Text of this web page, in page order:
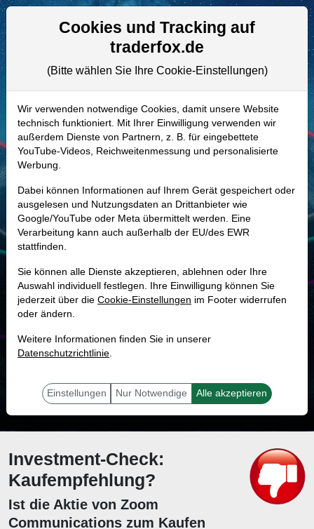
Aktien- und Artikelsuche
A2PGJ2 | ZM–Zoom
Communications Aktie
Realtime-Aktienkurs:
- - -
-
Marktkapitalisierung 29,16 Mrd. USD
Unternehmenswert
Umsatz 4,87 Mrd. USD
71.6 %
mit dieser Aktie erfolgreich sein.
Investment-Check:
Kaufempfehlung?
Ist die Aktie von Zoom
Communications zum Kaufen
Cookies und Tracking auf
traderfox.de
(Bitte wählen Sie Ihre Cookie-Einstellungen)
Wir verwenden notwendige Cookies, damit unsere Website
technisch funktioniert. Mit Ihrer Einwilligung verwenden wir
außerdem Dienste von Partnern, z. B. für eingebettete
YouTube-Videos, Reichweitenmessung und personalisierte
Werbung.
Dabei können Informationen auf Ihrem Gerät gespeichert oder
ausgelesen und Nutzungsdaten an Drittanbieter wie
Google/YouTube oder Meta übermittelt werden. Eine
Verarbeitung kann auch außerhalb der EU/des EWR
stattfinden.
Sie können alle Dienste akzeptieren, ablehnen oder Ihre
Auswahl individuell festlegen. Ihre Einwilligung können Sie
jederzeit über die Cookie-Einstellungen im Footer widerrufen
oder ändern.
Weitere Informationen finden Sie in unserer
Datenschutzrichtlinie.
Einstellungen Nur Notwendige Alle akzeptieren